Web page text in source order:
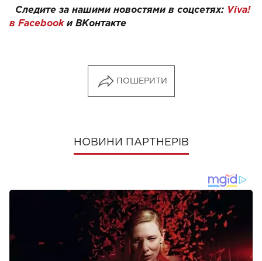
Следите за нашими новостями в соцсетях: Viva!
в Facebookи ВКонтакте
ПОШЕРИТИ
НОВИНИ ПАРТНЕРІВ